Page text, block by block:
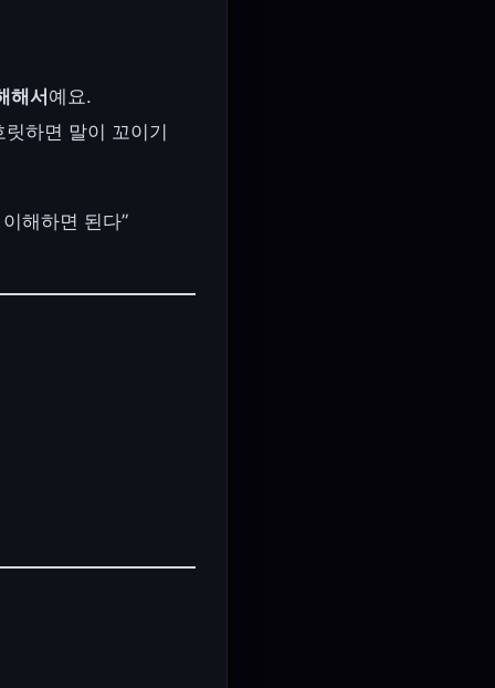
해서 예요.
릿하면 말이 꼬이기
해하면 된다”